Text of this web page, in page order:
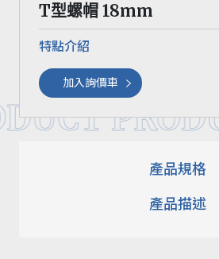
T型螺帽 18mm
特點介紹
加入詢價車
產品規格
產品描述